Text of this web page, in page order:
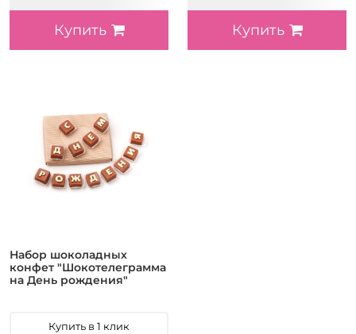
Купить Купить
Набор шоколадных
конфет "Шокотелеграмма
на День рождения"
Купить в 1 клик